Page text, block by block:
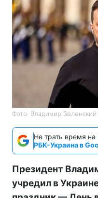
Фото: Владимир Зеленский
Не трать время на
РБК-Украина в
Президент
учредил в